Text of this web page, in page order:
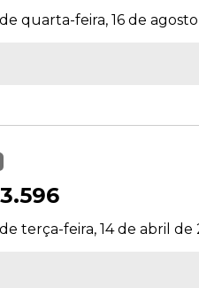
quarta-feira, 16 de agosto
terça-feira, 14 de abril de